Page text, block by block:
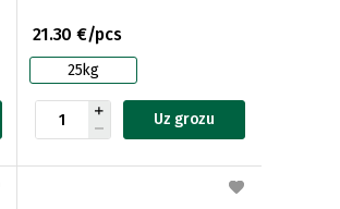
21.30 €/pcs
25kg
Uz grozu